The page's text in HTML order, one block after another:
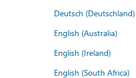
Deutsch (Deutschland)
English (Australia)
English (Ireland)
English (South Africa)